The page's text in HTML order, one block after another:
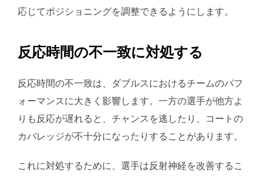
応じてポジショニングを調整できるようにします。
反応時間の不一致に対処する
反応時間の不一致は、ダブルスにおけるチームのパフ
ォーマンスに大きく影響します。一方の選手が他方よ
りも反応が遅れると、チャンスを逃したり、コートの
カバレッジが不十分になったりすることがあります。
これに対処するために、選手は反射神経を改善するこ